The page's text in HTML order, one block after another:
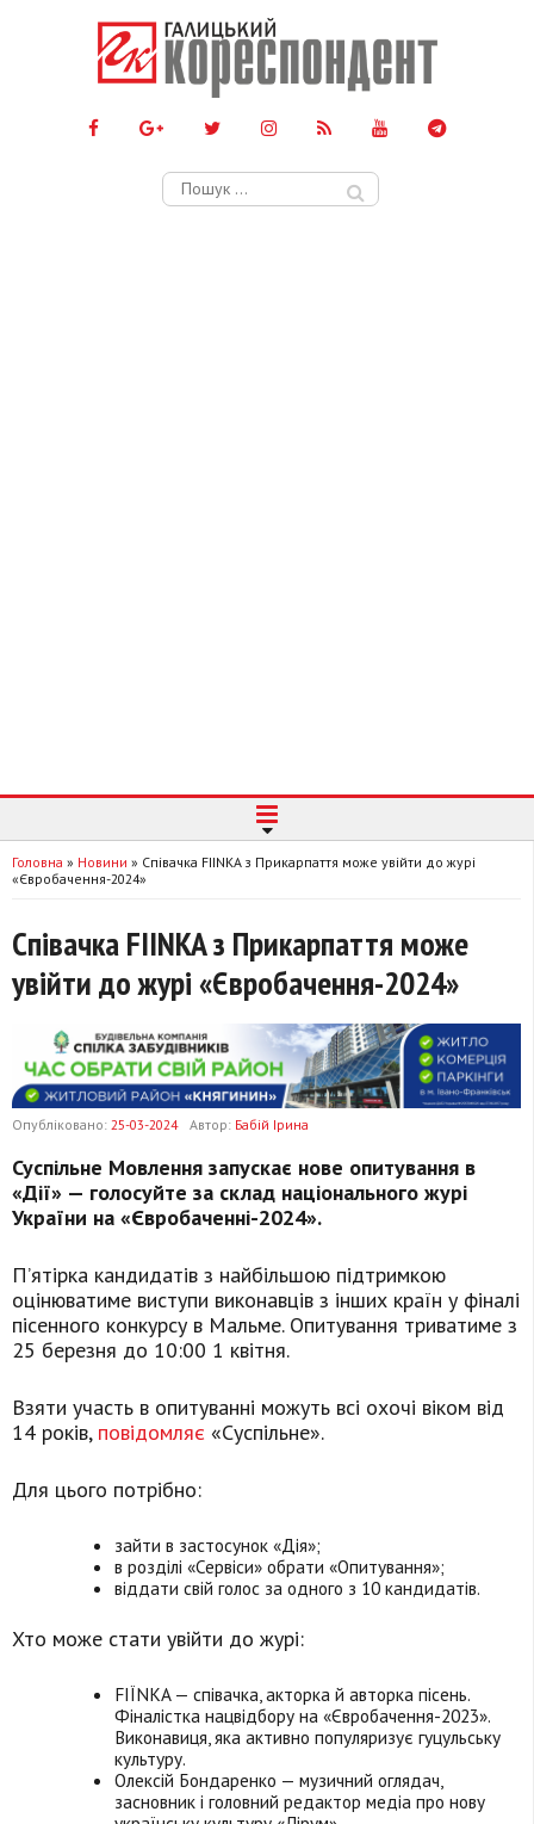
Пошук:
Головна » Новини » Співачка FIINKA з Прикарпаття може увійти до журі
«Євробачення-2024»
Співачка FIINKA з Прикарпаття може
увійти до журі «Євробачення-2024»
Опубліковано: 25-03-2024 Автор: Бабій Ірина
Суспільне Мовлення запускає нове опитування в
«Дії» — голосуйте за склад національного журі
України на «Євробаченні-2024».
Пʼятірка кандидатів з найбільшою підтримкою
оцінюватиме виступи виконавців з інших країн у фіналі
пісенного конкурсу в Мальме. Опитування триватиме з
25 березня до 10:00 1 квітня.
Взяти участь в опитуванні можуть всі охочі віком від
14 років, повідомляє «Суспільне».
Для цього потрібно:
зайти в застосунок «Дія»;
в розділі «Сервіси» обрати «Опитування»;
віддати свій голос за одного з 10 кандидатів.
Хто може стати увійти до журі:
FIЇNKA — співачка, акторка й авторка пісень.
Фіналістка нацвідбору на «Євробачення-2023».
Виконавиця, яка активно популяризує гуцульську
культуру.
Олексій Бондаренко — музичний оглядач,
засновник і головний редактор медіа про нову